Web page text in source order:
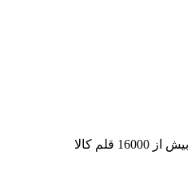
بیش از 16000 قلم کالا